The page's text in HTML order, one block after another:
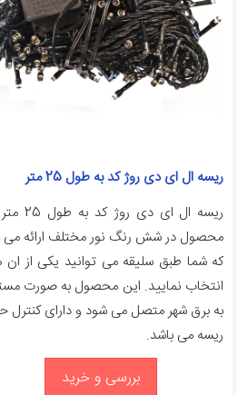
ریسه ال ای دی روژ کد به طول 25 متر
ریسه ال ای دی
محصول در شش رنگ نور مختلف ارائه
که شما طبق سلیقه می توانید یکی از ان
انتخاب نمایید. این محصول به صورت
به برق شهر متصل می شود و دارای کنترل
ریسه می باشد.
بررسی و خرید